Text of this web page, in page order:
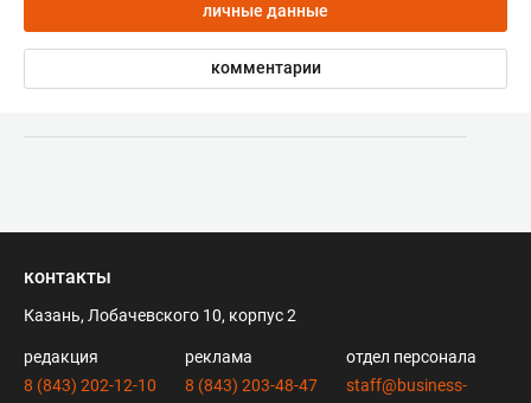
личные данные
комментарии
контакты
Казань, Лобачевского 10, корпус 2
редакция
8 (843) 202-12-10
реклама
8 (843) 203-48-47
отдел персонала
staff@business-